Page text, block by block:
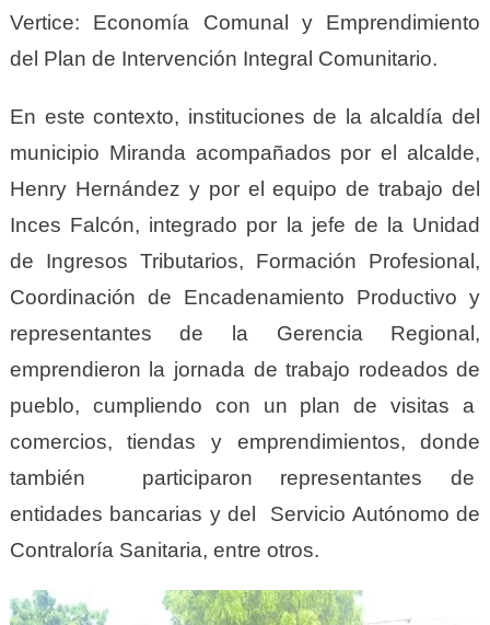
Vertice: Economía Comunal y Emprendimiento
del Plan de Intervención Integral Comunitario.
En este contexto, instituciones de la alcaldía del
municipio Miranda acompañados por el alcalde,
Henry Hernández y por el equipo de trabajo del
Inces Falcón, integrado por la jefe de la Unidad
de Ingresos Tributarios, Formación Profesional,
Coordinación de Encadenamiento Productivo y
representantes de la Gerencia Regional,
emprendieron la jornada de trabajo rodeados de
pueblo, cumpliendo con un plan de visitas a
comercios, tiendas y emprendimientos, donde
también participaron representantes de
entidades bancarias y del Servicio Autónomo de
Contraloría Sanitaria, entre otros.